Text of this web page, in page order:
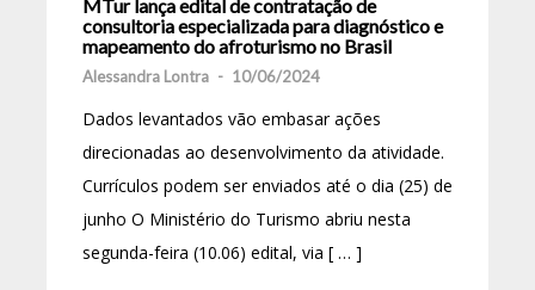
MTur lança edital de contratação de
consultoria especializada para diagnóstico e
mapeamento do afroturismo no Brasil
Alessandra Lontra - 10/06/2024
Dados levantados vão embasar ações
direcionadas ao desenvolvimento da atividade.
Currículos podem ser enviados até o dia (25) de
junho O Ministério do Turismo abriu nesta
segunda-feira (10.06) edital, via [ … ]